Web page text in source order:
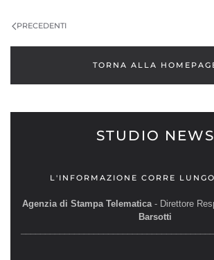
PRECEDENTI
TORNA ALLA
STUDIO NEWS
L'INFORMAZIONE CORRE
Agenzia di Stampa Telematica- Direttore
Barsotti